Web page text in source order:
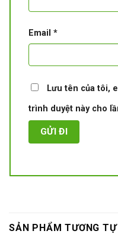
Email *
Lưu tên của tôi,
trình duyệt này cho
SẢN PHẨM TƯƠNG TỰ